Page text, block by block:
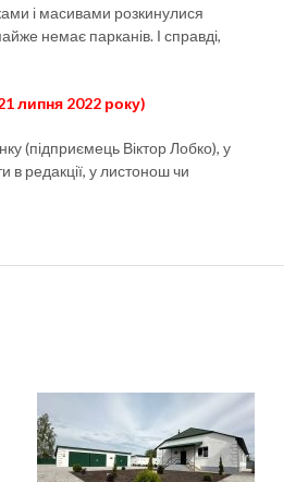
і масивами розкинулися
немає парканів. І справді,
липня 2022 року)
(підприємець Віктор Лобко), у
в редакції, у листонош чи